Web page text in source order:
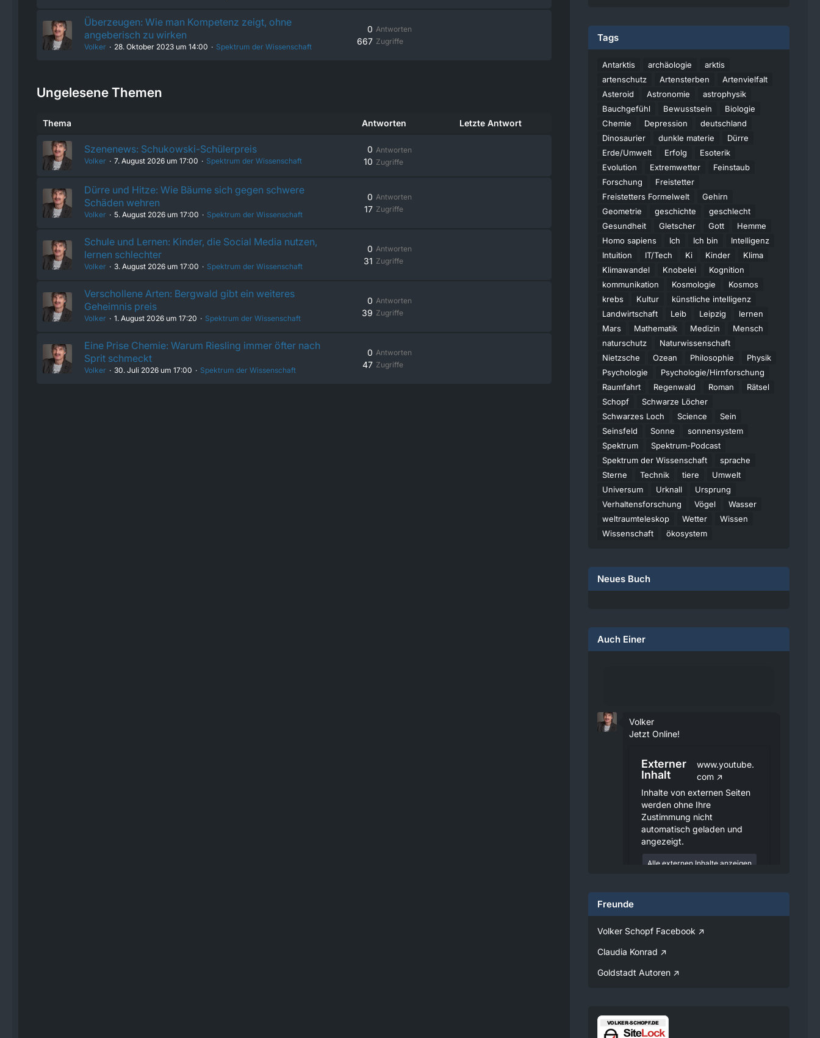
Überzeugen: Wie man Kompetenz zeigt, ohne
angeberisch zu wirken
Volker 28. Oktober 2023 um 14:00 Spektrum der Wissenschaft
Antworten
0
Zugriffe
667
Ungelesene Themen
Thema Antworten Letzte Antwort
Szenenews: Schukowski-Schülerpreis
Volker 7. August 2026 um 17:00 Spektrum der Wissenschaft
Antworten
0
Zugriffe
10
Dürre und Hitze: Wie Bäume sich gegen schwere
Schäden wehren
Volker 5. August 2026 um 17:00 Spektrum der Wissenschaft
Antworten
0
Zugriffe
17
Schule und Lernen: Kinder, die Social Media nutzen,
lernen schlechter
Volker 3. August 2026 um 17:00 Spektrum der Wissenschaft
Antworten
0
Zugriffe
31
Verschollene Arten: Bergwald gibt ein weiteres
Geheimnis preis
Volker 1. August 2026 um 17:20 Spektrum der Wissenschaft
Antworten
0
Zugriffe
39
Eine Prise Chemie: Warum Riesling immer öfter nach
Sprit schmeckt
Volker 30. Juli 2026 um 17:00 Spektrum der Wissenschaft
Antworten
0
Zugriffe
47
Tags
Antarktis archäologie
arktis
artenschutz
Artensterben
Artenvielfalt
Asteroid
Astronomie
astrophysik
Bauchgefühl
Bewusstsein
Biologie
Chemie
Depression
deutschland
Dinosaurier
dunkle materie
Dürre
Erde/Umwelt
Erfolg
Esoterik
Evolution
Extremwetter
Feinstaub
Forschung
Freistetter
Freistetters Formelwelt
Gehirn
Geometrie
geschichte
geschlecht
Gesundheit
Gletscher Gott
Hemme
Homo sapiens
Ich Ich bin
Intelligenz
Intuition
IT/Tech Ki Kinder
Klima
Klimawandel
Knobelei
Kognition
kommunikation
Kosmologie
Kosmos
krebs
Kultur
künstliche intelligenz
Landwirtschaft
Leib Leipzig
lernen
Mars
Mathematik Medizin
Mensch
naturschutz
Naturwissenschaft
Nietzsche
Ozean Philosophie
Physik
Psychologie
Psychologie/Hirnforschung
Raumfahrt
Regenwald Roman
Rätsel
Schopf
Schwarze Löcher
Schwarzes Loch
Science
Sein
Seinsfeld
Sonne
sonnensystem
Spektrum
Spektrum-Podcast
Spektrum der Wissenschaft
sprache
Sterne
Technik tiere
Umwelt
Universum
Urknall
Ursprung
Verhaltensforschung
Vögel
Wasser
weltraumteleskop
Wetter
Wissen
Wissenschaft
ökosystem
Neues Buch
Auch Einer
Volker
Jetzt Online!
Externer
Inhalt
www.youtube.
com
Inhalte von externen Seiten
werden ohne Ihre
Zustimmung nicht
automatisch geladen und
angezeigt.
Alle externen Inhalte anzeigen
externen Inhalte erklären Sie sich
personenbezogene Daten an
Drittplattformen übermittelt
werden. Mehr Informationen
dazu haben wir in unserer
Datenschutzerklärung zur
Verfügung gestellt.
Volker
Jetzt Online!
Freunde
Volker Schopf Facebook
Claudia Konrad
Goldstadt Autoren